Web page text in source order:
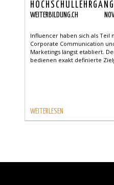
SCHWEIZ: CAS
WEITERBILDUNG.CH
Influencer haben sich als Teil
Corporate Communication
Marketings längst etabliert.
bedienen exakt definierte
WEITERLESEN